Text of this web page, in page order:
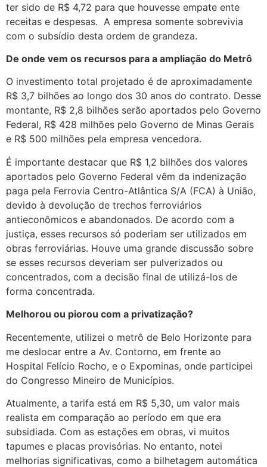
ter sido de R$ 4,72 para que houvesse empate ente
receitas e despesas. A empresa somente sobrevivia
com o subsídio desta ordem de grandeza.
De onde vem os recursos para a ampliação do Metrô
O investimento total projetado é de aproximadamente
R$ 3,7 bilhões ao longo dos 30 anos do contrato. Desse
montante, R$ 2,8 bilhões serão aportados pelo Governo
Federal, R$ 428 milhões pelo Governo de Minas Gerais
e R$ 500 milhões pela empresa vencedora.
É importante destacar que R$ 1,2 bilhões dos valores
aportados pelo Governo Federal vêm da indenização
paga pela Ferrovia Centro-Atlântica S/A (FCA) à União,
devido à devolução de trechos ferroviários
antieconômicos e abandonados. De acordo com a
justiça, esses recursos só poderiam ser utilizados em
obras ferroviárias. Houve uma grande discussão sobre
se esses recursos deveriam ser pulverizados ou
concentrados, com a decisão final de utilizá-los de
forma concentrada.
Melhorou ou piorou com a privatização?
Recentemente, utilizei o metrô de Belo Horizonte para
me deslocar entre a Av. Contorno, em frente ao
Hospital Felício Rocho, e o Expominas, onde participei
do Congresso Mineiro de Municípios.
Atualmente, a tarifa está em R$ 5,30, um valor mais
realista em comparação ao período em que era
subsidiada. Com as estações em obras, vi muitos
tapumes e placas provisórias. No entanto, notei
melhorias significativas, como a bilhetagem automática